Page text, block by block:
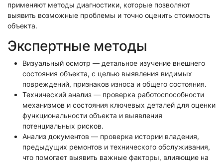
Экспертиза изделий из металлов
Юридико-лингвистическая экспертиза
Исследования на полиграфе
Комплексная экспертиза
Геммологическая экспертиза (ювелирная)
Заключение эксперта на иностранном языке
Приемка квартиры
применяют методы диагностики, которые позволяют
выявить возможные проблемы и точно оценить стоимость
объекта.
Экспертные методы
Визуальный осмотр — детальное изучение внешнего
состояния объекта, с целью выявления видимых
повреждений, признаков износа и общего состояния.
Технический анализ — проверка работоспособности
механизмов и состояния ключевых деталей для оценки
функциональности объекта и выявления
потенциальных рисков.
Анализ документов — проверка истории владения,
предыдущих ремонтов и технического обслуживания,
что помогает выявить важные факторы, влияющие на